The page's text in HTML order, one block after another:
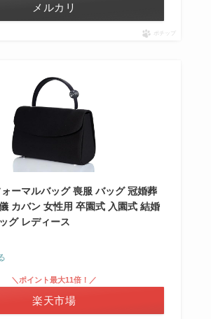
メルカリ
ポチップ
ーマルバッグ 喪服 バッグ 冠婚葬
カバン 女性用 卒園式 入園式 結婚
グ レディース
＼ポイント最大11倍！／
楽天市場